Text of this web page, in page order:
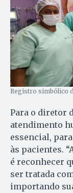
Registro simbólico
Para o diretor
atendimento
essencial,
às pacientes.
é reconhecer
ser tratada
importando